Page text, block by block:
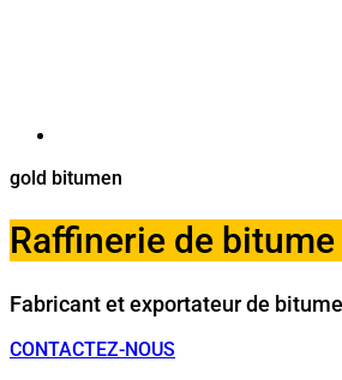
gold bitumen
Raffinerie de bitume
Fabricant et exportateur de
CONTACTEZ-NOUS